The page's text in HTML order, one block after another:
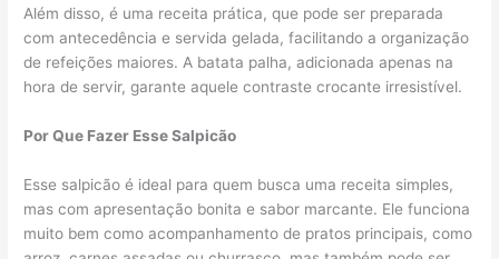
Além disso, é uma receita prática, que pode ser preparada
com antecedência e servida gelada, facilitando a organização
de refeições maiores. A batata palha, adicionada apenas na
hora de servir, garante aquele contraste crocante irresistível.
Por Que Fazer Esse Salpicão
Esse salpicão é ideal para quem busca uma receita simples,
mas com apresentação bonita e sabor marcante. Ele funciona
muito bem como acompanhamento de pratos principais, como